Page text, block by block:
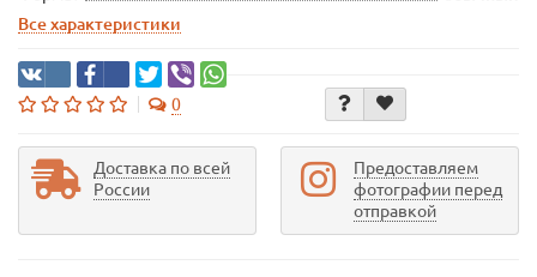
Все характеристики
0
Доставка по всей
России
Предоставляем
фотографии перед
отправкой